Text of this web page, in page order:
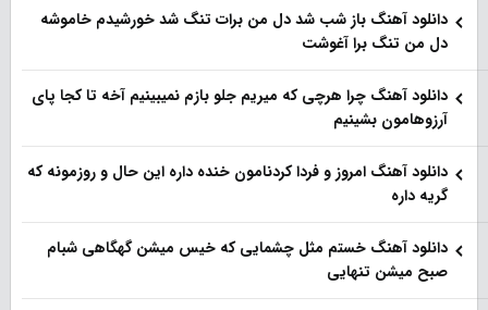
دانلود آهنگ باز شب شد دل من برات تنگ شد خورشیدم خاموشه
دل من تنگ برا آغوشت
دانلود آهنگ چرا هرچی که میریم جلو بازم نمیبینیم آخه تا کجا پای
آرزوهامون بشینیم
دانلود آهنگ امروز و فردا کردنامون خنده داره این حال و روزمونه که
گریه داره
دانلود آهنگ خستم مثل چشمایی که خیس میشن گهگاهی شبام
صبح میشن تنهایی